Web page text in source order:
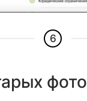
6
фото